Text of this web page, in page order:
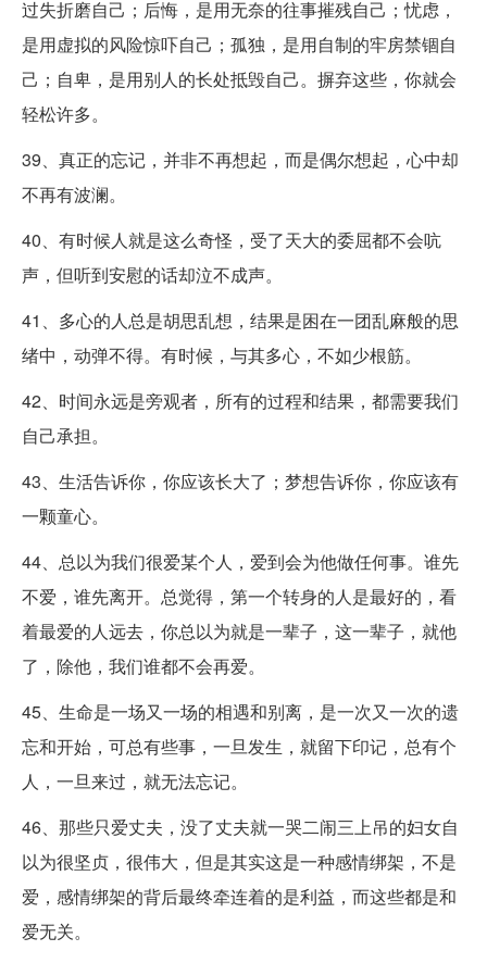
过失折磨自己；后悔，是用无奈的往事摧残自己；忧虑，
是用虚拟的风险惊吓自己；孤独，是用自制的牢房禁锢自
己；自卑，是用别人的长处抵毁自己。摒弃这些，你就会
轻松许多。
39、真正的忘记，并非不再想起，而是偶尔想起，心中却
不再有波澜。
40、有时候人就是这么奇怪，受了天大的委屈都不会吭
声，但听到安慰的话却泣不成声。
41、多心的人总是胡思乱想，结果是困在一团乱麻般的思
绪中，动弹不得。有时候，与其多心，不如少根筋。
42、时间永远是旁观者，所有的过程和结果，都需要我们
自己承担。
43、生活告诉你，你应该长大了；梦想告诉你，你应该有
一颗童心。
44、总以为我们很爱某个人，爱到会为他做任何事。谁先
不爱，谁先离开。总觉得，第一个转身的人是最好的，看
着最爱的人远去，你总以为就是一辈子，这一辈子，就他
了，除他，我们谁都不会再爱。
45、生命是一场又一场的相遇和别离，是一次又一次的遗
忘和开始，可总有些事，一旦发生，就留下印记，总有个
人，一旦来过，就无法忘记。
46、那些只爱丈夫，没了丈夫就一哭二闹三上吊的妇女自
以为很坚贞，很伟大，但是其实这是一种感情绑架，不是
爱，感情绑架的背后最终牵连着的是利益，而这些都是和
爱无关。